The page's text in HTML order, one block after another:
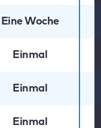
Eine Woche
Einmal
Einmal
Einmal